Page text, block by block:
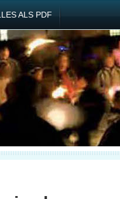
ALS PDF